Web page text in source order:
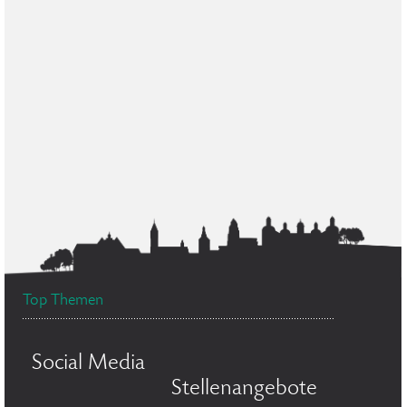
Top Themen
Social Media
Stellenangebote